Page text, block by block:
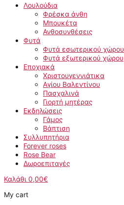
Λουλούδια
Φρέσκα άνθη
Μπουκέτα
Ανθοσυνθέσεις
Φυτά
Φυτά εσωτερικού χώρου
Φυτά εξωτερικού χώρου
Εποχιακά
Χριστουγεννιάτικα
Αγίου Βαλεντίνου
Πασχαλινά
Γιορτή μητέρας
Εκδηλώσεις
Γάμος
Βάπτιση
Συλλυπητήρια
Forever roses
Rose Bear
Δωροεπιταγές
Καλάθι 0,00€
My cart